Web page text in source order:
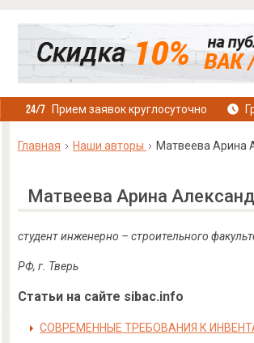
Прием заявок круглосуточно
Главная Наши авторы Матвеева Арина
Матвеева Арина
студент инженерно – строительного
РФ, г. Тверь
Статьи на сайте sibac.info
СОВРЕМЕННЫЕ ТРЕБОВАНИЯ К